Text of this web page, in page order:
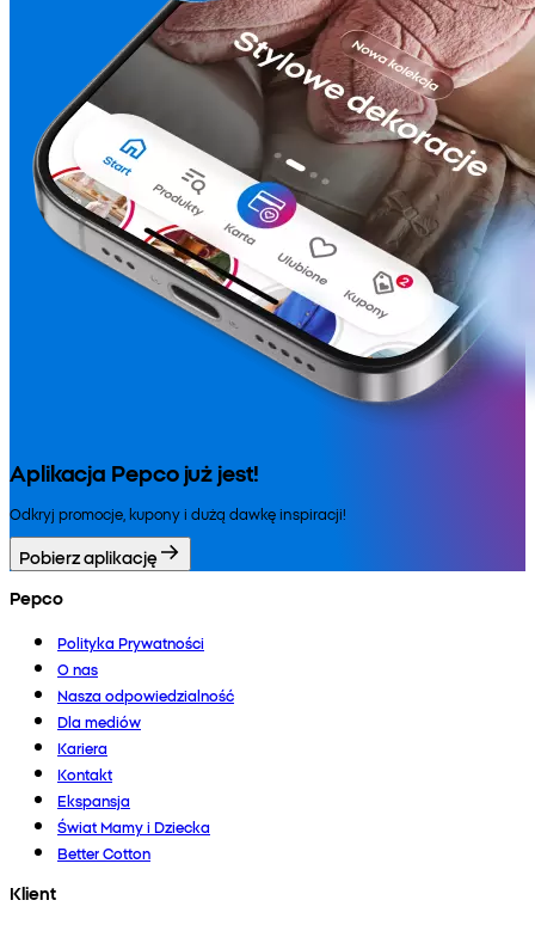
Aplikacja Pepco już jest!
Odkryj promocje, kupony i dużą dawkę inspiracji!
Pobierz aplikację
Pepco
Polityka Prywatności
O nas
Nasza odpowiedzialność
Dla mediów
Kariera
Kontakt
Ekspansja
Świat Mamy i Dziecka
Better Cotton
Klient